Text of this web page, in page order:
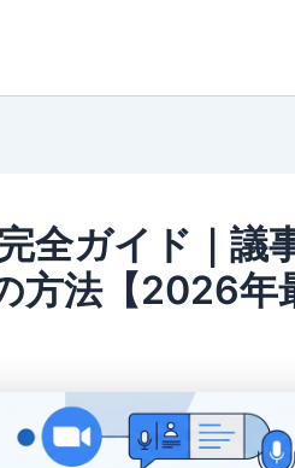
全ガイド｜議
方法【2026年